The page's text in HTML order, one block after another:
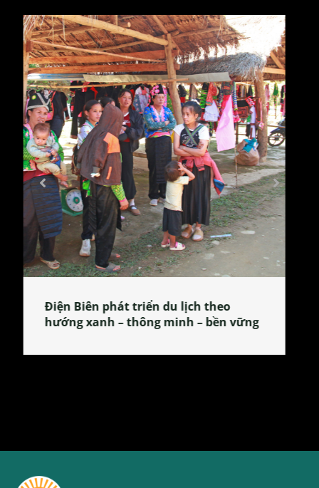
Làng làm bánh tẻ Phú Nhi – nơi lan
tỏa đặc sản xứ Đoài